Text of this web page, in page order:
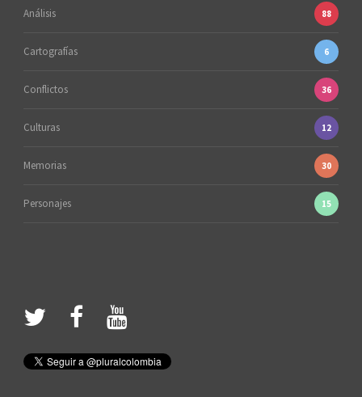
Análisis 88
Cartografías 6
Conflictos 36
Culturas 12
Memorias 30
Personajes 15